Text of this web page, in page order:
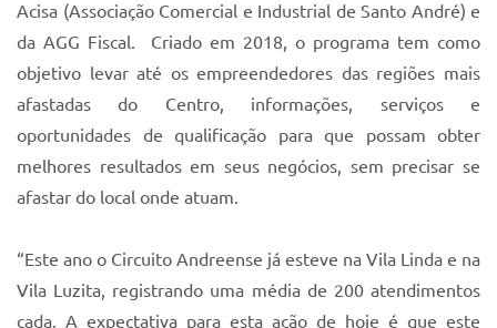
Acisa (Associação Comercial e Industrial de Santo André) e
da AGG Fiscal. Criado em 2018, o programa tem como
objetivo levar até os empreendedores das regiões mais
afastadas do Centro, informações, serviços e
oportunidades de qualificação para que possam obter
melhores resultados em seus negócios, sem precisar se
afastar do local onde atuam.
“Este ano o Circuito Andreense já esteve na Vila Linda e na
Vila Luzita, registrando uma média de 200 atendimentos
cada. A expectativa para esta ação de hoje é que este